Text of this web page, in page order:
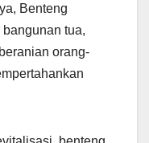
Benteng
tua,
orang-